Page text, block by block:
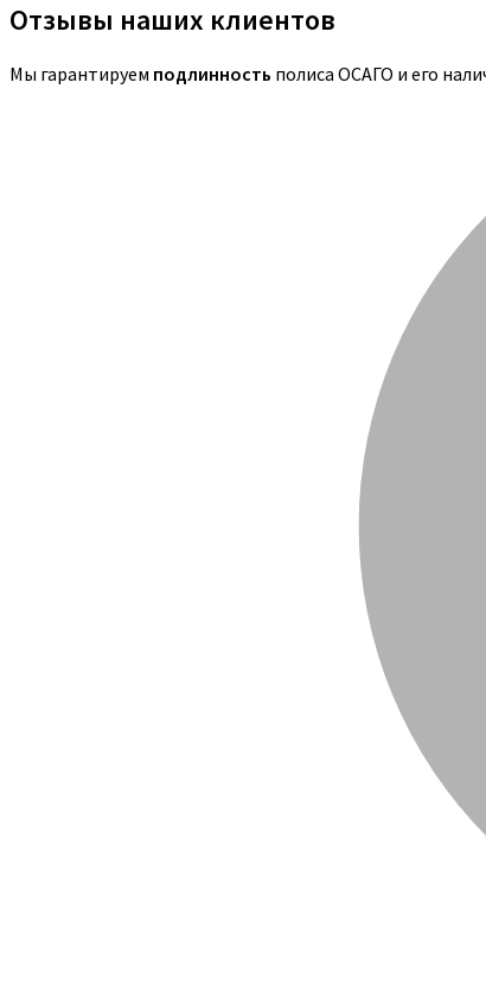
Отзывы наших клиентов
Мы гарантируем подлинность полиса ОСАГО и его